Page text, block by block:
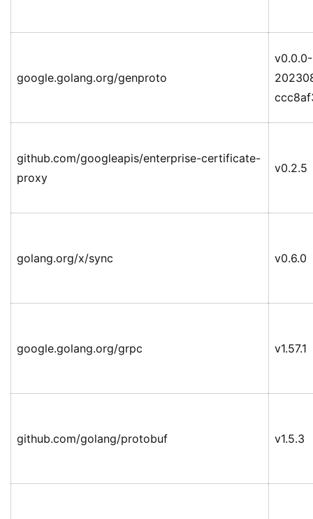
google.golang.org/genproto
v0.0.0-
github.com/googleapis/enterprise-certificate-
proxy
v0.2.5
golang.org/x/sync v0.6.0
google.golang.org/grpc v1.57.1
github.com/golang/protobuf v1.5.3